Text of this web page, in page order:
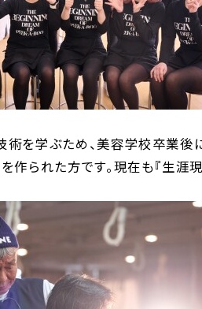
を学ぶため、美容学校卒業後
作られた方です。現在も『生涯